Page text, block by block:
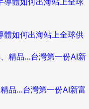
體如何出海站上全球供
品…台灣第一份AI新富